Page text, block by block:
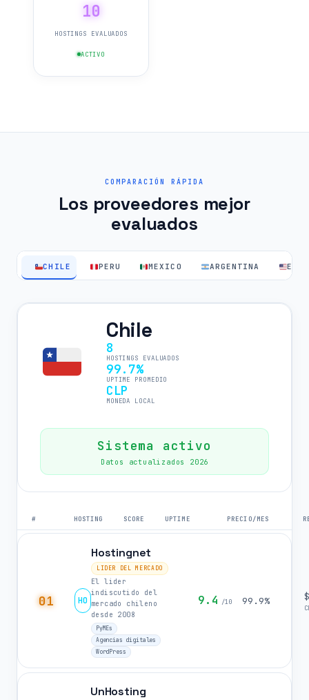
10
HOSTINGS EVALUADOS
ACTIVO
COMPARACIÓN RÁPIDA
Los proveedores mejor
evaluados
CHILE PERU MEXICO ARGENTINA EEUU
Chile
8
HOSTINGS EVALUADOS
99.7%
UPTIME PROMEDIO
CLP
MONEDA LOCAL
Sistema activo
Datos actualizados 2026
# HOSTING SCORE UPTIME PRECIO/MES
01 HO
Hostingnet
LIDER DEL MERCADO
El lider
indiscutido del
mercado chileno
desde 2008
PyMEs
Agencias digitales
WordPress
9.4 /10 99.9%
UnHosting